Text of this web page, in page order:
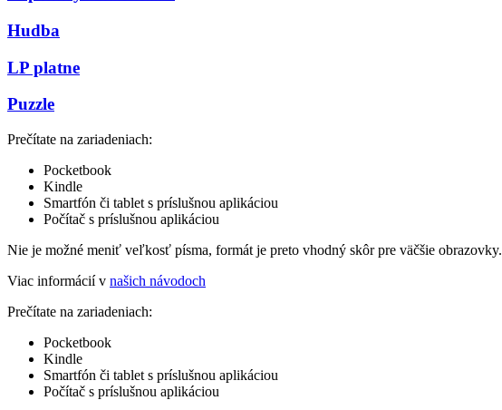
Hudba
LP platne
Puzzle
Prečítate na zariadeniach:
Pocketbook
Kindle
Smartfón či tablet s príslušnou aplikáciou
Počítač s príslušnou aplikáciou
Nie je možné meniť veľkosť písma, formát je preto vhodný skôr pre väčšie obrazovky.
Viac informácií v našich návodoch
Prečítate na zariadeniach:
Pocketbook
Kindle
Smartfón či tablet s príslušnou aplikáciou
Počítač s príslušnou aplikáciou